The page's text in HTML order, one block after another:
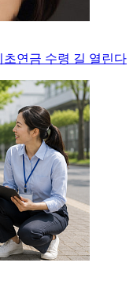
연금 수령 길 열린다